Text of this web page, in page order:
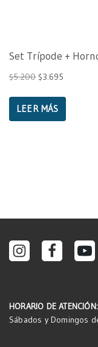
Set Trípode +
$5.200 $3.695
LEER MÁS
HORARIO DE ATENCIÓN:
Sábados y Domingos